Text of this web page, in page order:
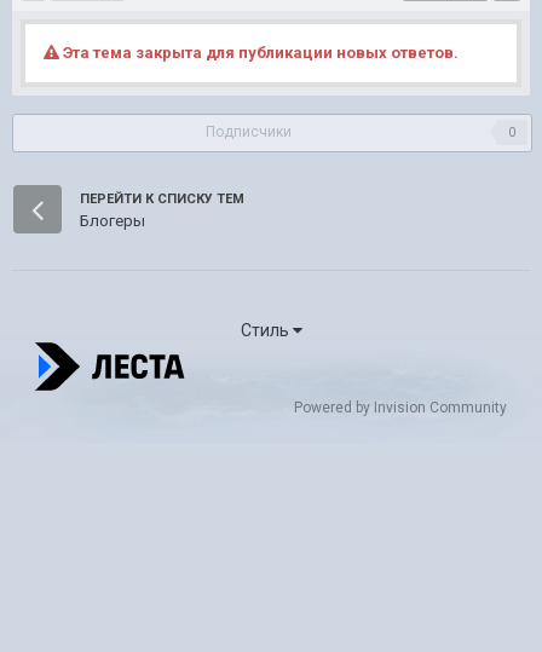
Эта тема закрыта для публикации новых ответов.
Подписчики 0
ПЕРЕЙТИ К СПИСКУ ТЕМ
Блогеры
Стиль
Powered by Invision Community